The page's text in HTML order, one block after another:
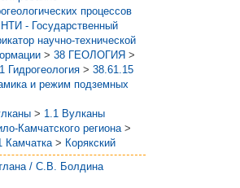
процессов
- Государственный
научно-технической
> 38 ГЕОЛОГИЯ >
Гидрогеология > 38.61.15
и режим подземных
> 1.1 Вулканы
Камчатского региона >
Камчатка > Корякский
/ С.В. Болдина